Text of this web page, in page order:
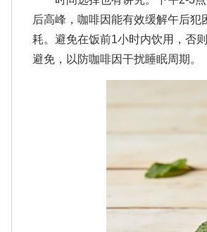
后高峰，咖啡因能有效缓解午后
耗。避免在饭前1小时内饮用，否
避免，以防咖啡因干扰睡眠周期。